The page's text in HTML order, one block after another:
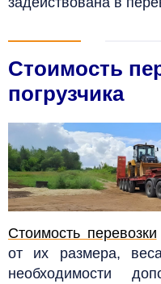
Стоимость
погрузчика
Стоимость перевозки
от их размера,
необходимости